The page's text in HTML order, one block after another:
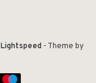
Lightspeed - Theme by